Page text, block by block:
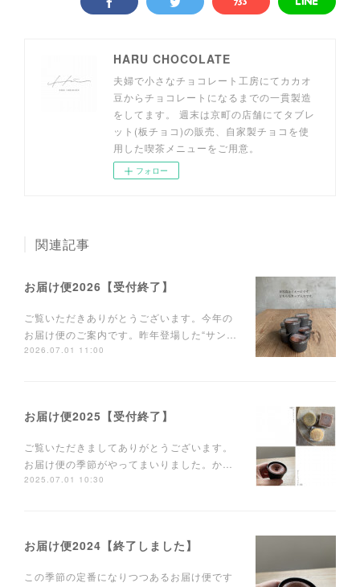
HARU CHOCOLATE
夫婦で小さなチョコレート工房にてカカオ
豆からチョコレートになるまでの一貫製造
をしてます。 週末は京町の店舗にてタブレ
ット(板チョコ)の販売、自家製チョコを使
用した喫茶メニューをご用意。
フォロー
関連記事
お届け便2026【受付終了】
ご覧いただきありがとうございます。今年の
お届け便のご案内です。昨年登場した“サン…
2026.07.01 11:00
お届け便2025【受付終了】
ご覧いただきましてありがとうございます。
お届け便の季節がやってまいりました。か…
2025.07.01 10:30
お届け便2024【終了しました】
この季節の定番になりつつあるお届け便です